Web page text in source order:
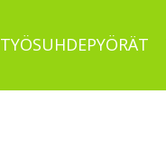
TYÖSUHDEPYÖRÄT